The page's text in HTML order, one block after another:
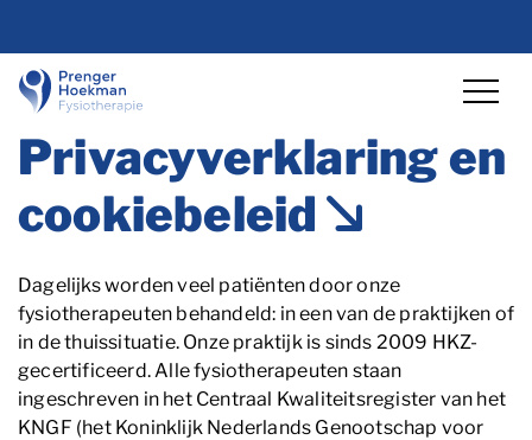
Lettergrootte
Lettergrootte
Hoog
Privacyverklaring en
cookiebeleid
Dagelijks worden veel patiënten door onze
fysiotherapeuten behandeld: in een van de praktijken of
in de thuissituatie. Onze praktijk is sinds 2009 HKZ-
gecertificeerd. Alle fysiotherapeuten staan
ingeschreven in het Centraal Kwaliteitsregister van het
KNGF (het Koninklijk Nederlands Genootschap voor